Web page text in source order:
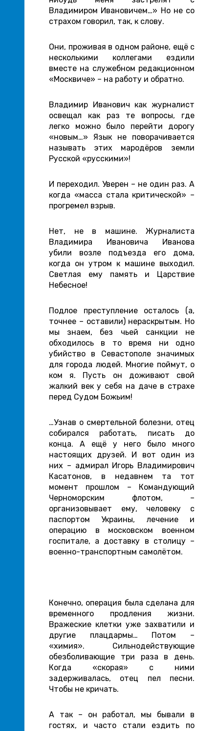
Владимиром Ивановичем…» Но не со
страхом говорил, так, к слову.
Они, проживая в одном районе, ещё с
несколькими коллегами ездили
вместе на служебном редакционном
«Москвиче» – на работу и обратно.
Владимир Иванович как журналист
освещал как раз те вопросы, где
легко можно было перейти дорогу
«новым…» Язык не поворачивается
называть этих мародёров земли
Русской «русскими»!
И переходил. Уверен – не один раз. А
когда «масса стала критической» –
прогремел взрыв.
Нет, не в машине. Журналиста
Владимира Ивановича Иванова
убили возле подъезда его дома,
когда он утром к машине выходил.
Светлая ему память и Царствие
Небесное!
Подлое преступление осталось (а,
точнее – оставили) нераскрытым. Но
мы знаем, без чьей санкции не
обходилось в то время ни одно
убийство в Севастополе значимых
для города людей. Многие поймут, о
ком я. Пусть он доживают свой
жалкий век у себя на даче в страхе
перед Судом Божьим!
…Узнав о смертельной болезни, отец
собирался работать, писать до
конца. А ещё у него было много
настоящих друзей. И вот один из
них – адмирал Игорь Владимирович
Касатонов, в недавнем та тот
момент прошлом – Командующий
Черноморским флотом, –
организовывает ему, человеку с
паспортом Украины, лечение и
операцию в московском военном
госпитале, а доставку в столицу –
военно-транспортным самолётом.
Конечно, операция была сделана для
временного продления жизни.
Вражеские клетки уже захватили и
другие плацдармы… Потом –
«химия». Сильнодействующие
обезболивающие три раза в день.
Когда «скорая» с ними
задерживалась, отец пел песни.
Чтобы не кричать.
А так – он работал, мы бывали в
гостях, и часто стали ездить по